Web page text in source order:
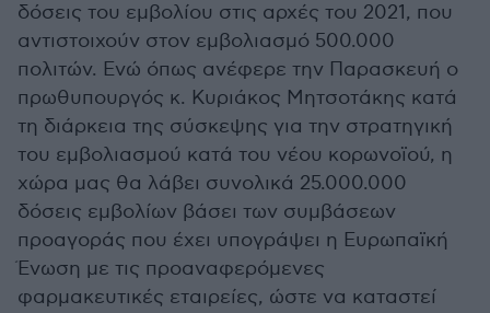
δόσεις του εμβολίου στις αρχές του 2021, που
αντιστοιχούν στον εμβολιασμό 500.000
πολιτών. Ενώ όπως ανέφερε την Παρασκευή ο
πρωθυπουργός κ. Κυριάκος Μητσοτάκης κατά
τη διάρκεια της σύσκεψης για την στρατηγική
του εμβολιασμού κατά του νέου κορωνοϊού, η
χώρα μας θα λάβει συνολικά 25.000.000
δόσεις εμβολίων βάσει των συμβάσεων
προαγοράς που έχει υπογράψει η Ευρωπαϊκή
Ένωση με τις προαναφερόμενες
φαρμακευτικές εταιρείες, ώστε να καταστεί